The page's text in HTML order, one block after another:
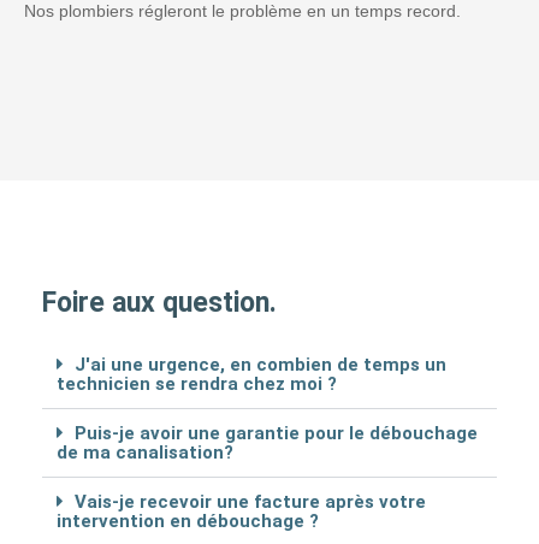
Nos plombiers régleront le problème en un temps record.
Foire aux question.
J'ai une urgence, en combien de temps un
technicien se rendra chez moi ?
Puis-je avoir une garantie pour le débouchage
de ma canalisation?
Vais-je recevoir une facture après votre
intervention en débouchage ?